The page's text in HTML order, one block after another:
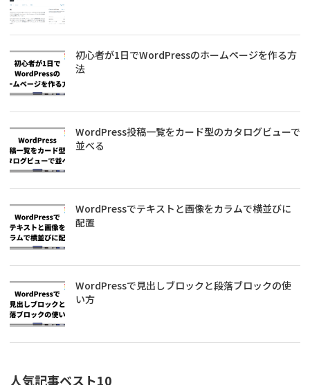
初心者が1日でWordPressのホームページを作る方
法
WordPress投稿一覧をカード型のカタログビューで
並べる
WordPressでテキストと画像をカラムで横並びに
配置
WordPressで見出しブロックと段落ブロックの使
い方
人気記事ベスト10